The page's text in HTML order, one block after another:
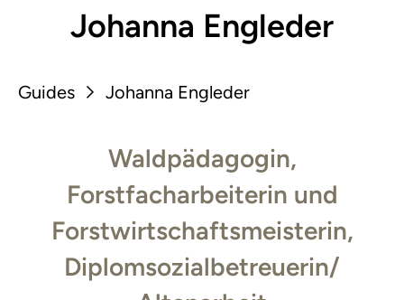
Johanna Engleder
Guides Johanna Engleder
Waldpädagogin,
Forstfacharbeiterin und
Forstwirtschaftsmeisterin,
Diplomsozialbetreuerin/